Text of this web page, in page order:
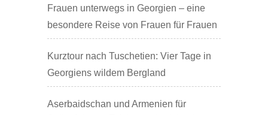
Frauen unterwegs in Georgien – eine
besondere Reise von Frauen für Frauen
Kurztour nach Tuschetien: Vier Tage in
Georgiens wildem Bergland
Aserbaidschan und Armenien für